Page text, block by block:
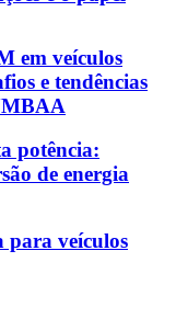
em veículos
e tendências
potência:
de energia
para veículos